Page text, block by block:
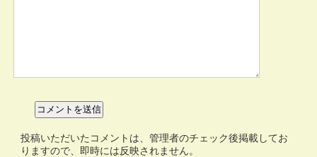
投稿いただいたコメントは、管理者のチェック後掲載してお
りますので、即時には反映されません。